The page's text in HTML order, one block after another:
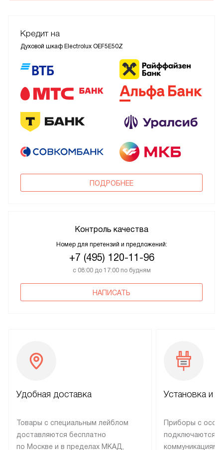
Кредит на
Духовой шкаф Electrolux OEF5E50Z
ПОДРОБНЕЕ
Контроль качества
Номер для претензий и предложений:
+7 (495) 120-11-96
с 08:00 до 17:00 по будням
НАПИСАТЬ
Удобная доставка
Товары с специальным лейблом
доставляются бесплатно
по Москве и в пределах МКАД,
Установка и
Приборы с
подключаются к
коммуникациям